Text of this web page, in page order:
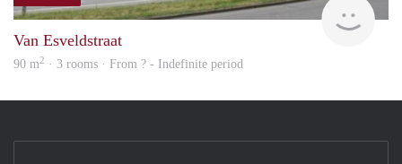
Van Esveldstraat
90 m2 · 3 rooms · From ? - Indefinite period